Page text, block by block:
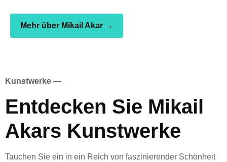
Mehr über Mikail Akar →
Kunstwerke —
Entdecken Sie Mikail
Akars Kunstwerke
Tauchen Sie ein in ein Reich von faszinierender Schönheit